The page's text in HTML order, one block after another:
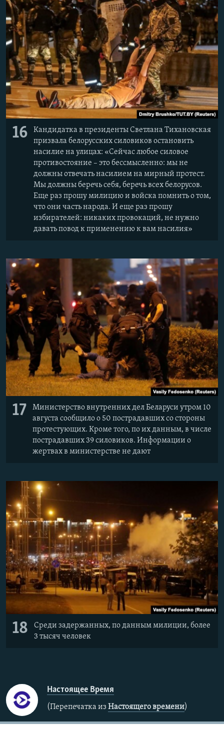
16
Кандидатка в президенты Светлана Тихановская
призвала белорусских силовиков остановить
насилие на улицах: «Сейчас любое силовое
противостояние – это бессмысленно: мы не
должны отвечать насилием на мирный протест.
Мы должны беречь себя, беречь всех белорусов.
Еще раз прошу милицию и войска помнить о том,
что они часть народа. И еще раз прошу
избирателей: никаких провокаций, не нужно
давать повод к применению к вам насилия»
17
Министерство внутренних дел Беларуси утром 10
августа сообщило о 50 пострадавших со стороны
протестующих. Кроме того, по их данным, в числе
пострадавших 39 силовиков. Информации о
жертвах в министерстве не дают
18
Среди задержанных, по данным милиции, более
3 тысяч человек
Настоящее Время
(Перепечатка из Настоящего времени)